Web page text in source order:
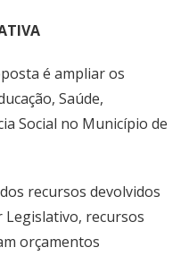
é ampliar os
Saúde,
Social no Município de
recursos devolvidos
recursos
orçamentos